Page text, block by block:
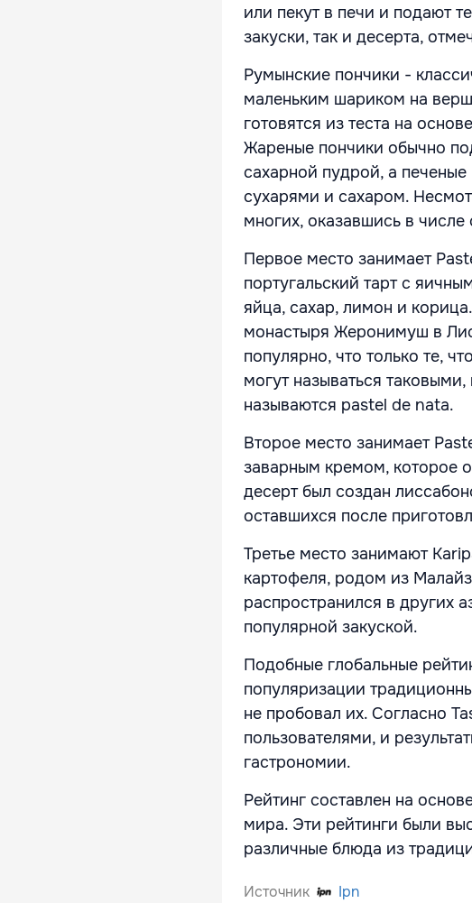
или пекут в печи и подают
закуски, так и десерта,
Румынские пончики -
маленьким шариком на
готовятся из теста на
Жареные пончики обычно
сахарной пудрой, а
сухарями и сахаром.
многих, оказавшись в
Первое место занимает
португальский тарт с
яйца, сахар, лимон и
монастыря Жеронимуш в
популярно, что только те,
могут называться
называются pastel de nata.
Второе место занимает
заварным кремом, которое
десерт был создан
оставшихся после
Третье место занимают
картофеля, родом из
распространился в других
популярной закуской.
Подобные глобальные
популяризации
не пробовал их. Согласно
пользователями, и
гастрономии.
Рейтинг составлен на
мира. Эти рейтинги были
различные блюда из
Источник Ipn